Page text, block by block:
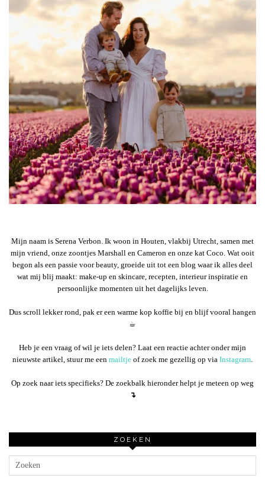
Mijn naam is Serena Verbon. Ik woon in Houten, vlakbij Utrecht, samen met
mijn vriend, onze zoontjes Marshall en Cameron en onze kat Coco. Wat ooit
begon als een passie voor beauty, groeide uit tot een blog waar ik alles deel
wat mij blij maakt: make-up en skincare, recepten, interieur inspiratie en
persoonlijke momenten uit het dagelijks leven.
Dus scroll lekker rond, pak er een warme kop koffie bij en blijf vooral hangen
☕︎
Heb je een vraag of wil je iets delen? Laat een reactie achter onder mijn
nieuwste artikel, stuur me een mailtje of zoek me gezellig op via Instagram
Op zoek naar iets specifieks? De zoekbalk hieronder helpt je meteen op weg
↴
ZOEKEN